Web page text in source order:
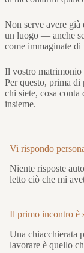
Non serve avere già
un luogo — anche
come immaginate
Il vostro
Per questo, prima
chi siete, cosa
insieme.
Vi rispondo
Niente risposte
letto ciò che mi
Il primo incontro è
Una chiacchierata
lavorare è quello